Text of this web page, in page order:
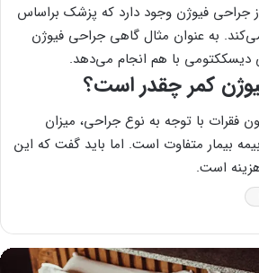
جراحی فیوژن وجود دارد که پزشک براساس
به عنوان مثال گاهی جراحی فیوژن
دیسککتومی با هم انجام می‌دهد.
فقرات با توجه به نوع جراحی، میزان
بیمار متفاوت است. اما باید گفت که این
است.